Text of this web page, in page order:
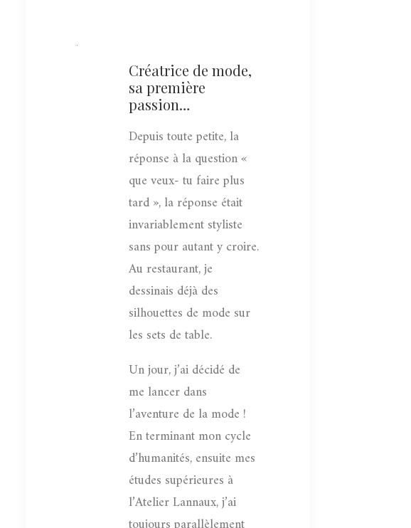
Créatrice de mode,
sa première
passion…
Depuis toute petite, la
réponse à la question «
que veux- tu faire plus
tard », la réponse était
invariablement styliste
sans pour autant y croire.
Au restaurant, je
dessinais déjà des
silhouettes de mode sur
les sets de table.
Un jour, j’ai décidé de
me lancer dans
l’aventure de la mode !
En terminant mon cycle
d’humanités, ensuite mes
études supérieures à
l’Atelier Lannaux, j’ai